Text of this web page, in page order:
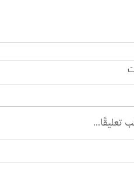
وطني وثقافي واسع..
تعليقًا...